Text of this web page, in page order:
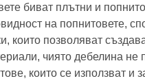
биват плътни и
на попнитовете,
които позволяват
чиято дебелина не
които се използват и